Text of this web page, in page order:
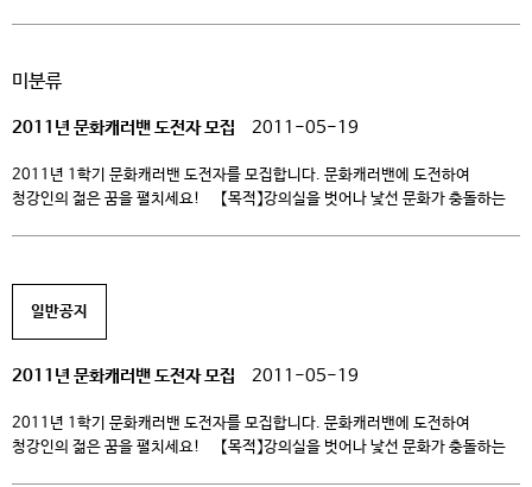
계약기간 […]
미분류
2011년 문화캐러밴 도전자 모집 2011-05-19
2011년 1학기 문화캐러밴 도전자를 모집합니다. 문화캐러밴에 도전하여
청강인의 젊은 꿈을 펼치세요! 【목적】강의실을 벗어나 낯선 문화가 충돌하는
일반공지
2011년 문화캐러밴 도전자 모집 2011-05-19
2011년 1학기 문화캐러밴 도전자를 모집합니다. 문화캐러밴에 도전하여
청강인의 젊은 꿈을 펼치세요! 【목적】강의실을 벗어나 낯선 문화가 충돌하는